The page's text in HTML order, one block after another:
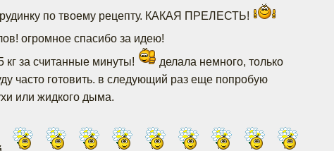
по твоему рецепту. КАКАЯ ПРЕЛЕСТЬ!
огромное спасибо за идею!
за считанные минуты!
делала немного, только
часто готовить. в следующий раз еще попробую
или жидкого дыма.